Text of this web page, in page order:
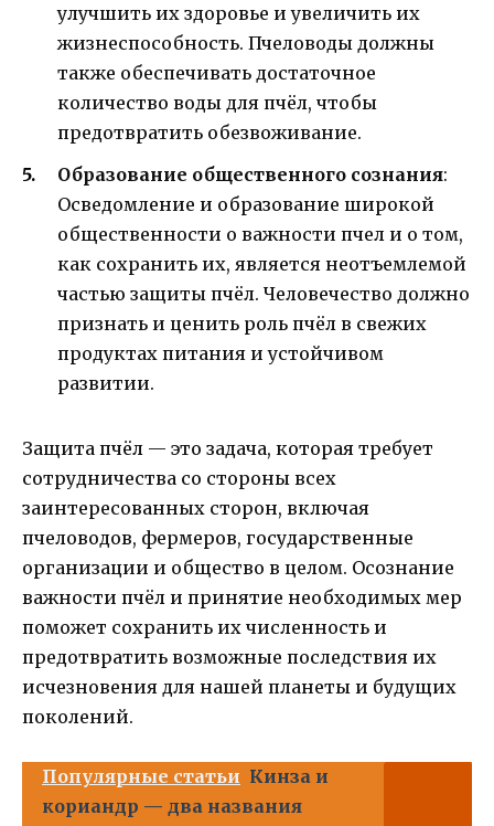
улучшить их здоровье и увеличить их
жизнеспособность. Пчеловоды должны
также обеспечивать достаточное
количество воды для пчёл, чтобы
предотвратить обезвоживание.
Образование общественного сознания:
Осведомление и образование широкой
общественности о важности пчел и о том,
как сохранить их, является неотъемлемой
частью защиты пчёл. Человечество должно
признать и ценить роль пчёл в свежих
продуктах питания и устойчивом
развитии.
Защита пчёл — это задача, которая требует
сотрудничества со стороны всех
заинтересованных сторон, включая
пчеловодов, фермеров, государственные
организации и общество в целом. Осознание
важности пчёл и принятие необходимых мер
поможет сохранить их численность и
предотвратить возможные последствия их
исчезновения для нашей планеты и будущих
поколений.
Популярные статьи Кинза и
кориандр — два названия